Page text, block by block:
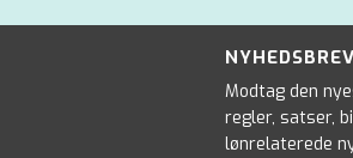
NYHEDSBREV
Modtag den
regler, satser,
lønrelaterede